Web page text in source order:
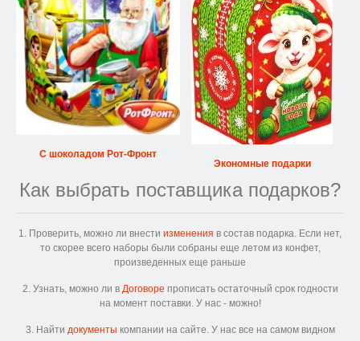
С шоколадом Рот-Фронт
Экономные подарки
Как выбрать поставщика подарков?
1. Проверить, можно ли внести изменения в состав подарка. Если нет,
то скорее всего наборы были собраны еще летом из конфет,
произведенных еще раньше
2. Узнать, можно ли в Договоре прописать остаточный срок годности
на момент поставки. У нас - можно!
3. Найти документы компании на сайте. У нас все на самом видном